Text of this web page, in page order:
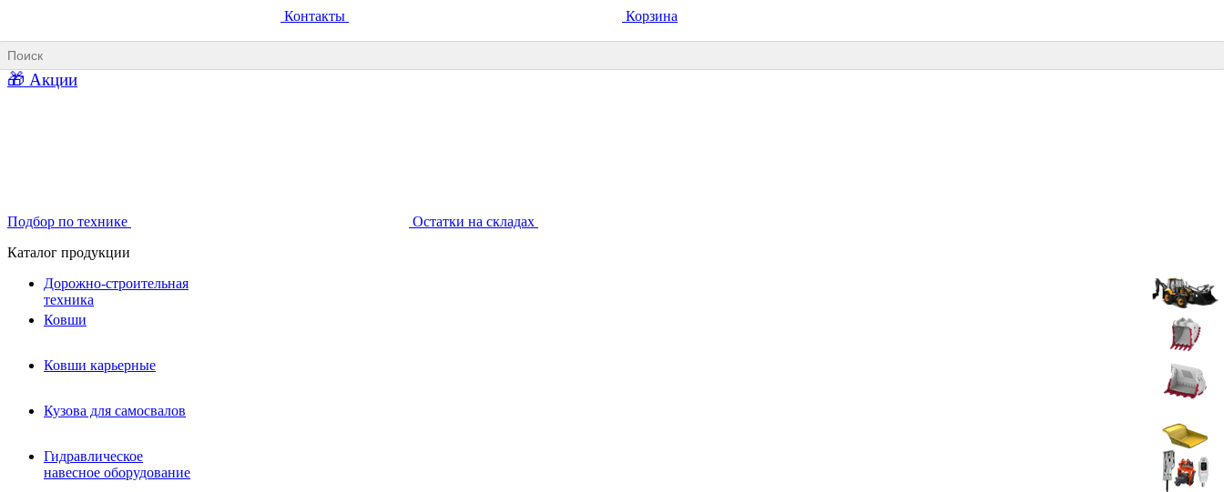
Ковши для фронтальных погрузчиков
Гидравлическое навесное
оборудование
Гидробуры и шнеки
Вибротрамбовки
Контакты Корзина
🎁 Акции
Подбор по технике
Остатки на складах
Каталог продукции
Дорожно-строительная
техника
Ковши
Ковши карьерные
Кузова для самосвалов
Гидравлическое
навесное оборудование